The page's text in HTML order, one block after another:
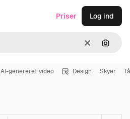
Klar Søg
Priser Log ind
AI-genereret video Design Skyer